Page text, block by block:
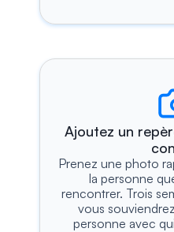
Ajoutez un
Prenez une photo
la personne
rencontrer. Trois
vous
personne avec